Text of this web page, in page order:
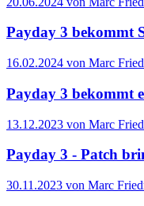
Payday 3 bekommt
16.02.2024 von Marc
Payday 3 bekommt
13.12.2023 von Marc
Payday 3 - Patch
30.11.2023 von Marc